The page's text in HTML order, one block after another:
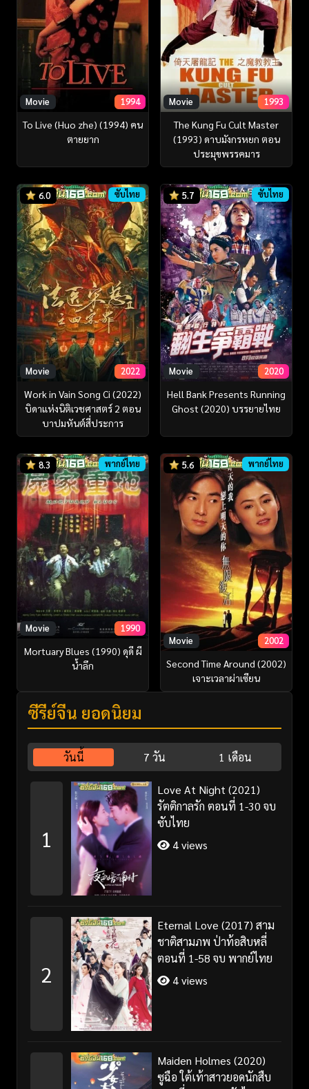
Movie 1994
To Live (Huo zhe) (1994) คน
ตายยาก
Movie 1993
The Kung Fu Cult Master
(1993) ดาบมังกรหยก ตอน
ประมุขพรรคมาร
6.0 ซับไทย
Movie 2022
Work in Vain Song Ci (2022)
บิดาแห่งนิติเวชศาสตร์ 2 ตอน
บาปมหันต์สี่ประการ
5.7 ซับไทย
Movie 2020
Hell Bank Presents Running
Ghost (2020) บรรยายไทย
8.3 พากย์ไทย
Movie 1990
Mortuary Blues (1990) ดุดี ผี
น้ำลึก
5.6 พากย์ไทย
Movie 2002
Second Time Around (2002)
เจาะเวลาผ่าเซียน
ซีรี่ย์จีน ยอดนิยม
วันนี้ 7 วัน 1 เดือน
1
Love At Night (2021)
รัตติกาลรัก ตอนที่ 1-30 จบ
ซับไทย
4 views
2
Eternal Love (2017) สาม
ชาติสามภพ ป่าท้อสิบหลี่
ตอนที่ 1-58 จบ พากย์ไทย
4 views
Maiden Holmes (2020)
ซูฉือ ใต้เท้าสาวยอดนักสืบ